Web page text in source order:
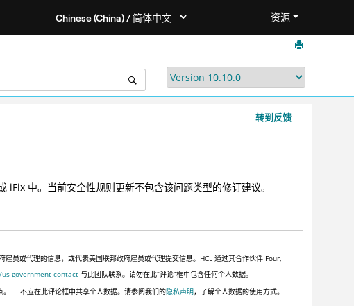
资源
转到反馈
中。当前安全性规则更新不包含该问题类型的修订建议。
员或代理的信息，或代表美国联邦政府雇员或代理提交信息。HCL 通过其合作伙伴 Four,
government-contact 与此团队联系。请勿在此“评论”框中包含任何个人数据。
不应在此评论框中共享个人数据。请参阅我们的隐私声明，了解个人数据的使用方式。